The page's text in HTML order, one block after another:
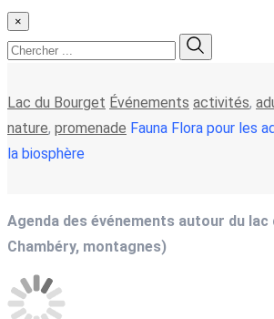
×
Lac du Bourget Événements activités,
nature, promenade Fauna Flora pour les
la biosphère
Agenda des événements autour du
Chambéry, montagnes)